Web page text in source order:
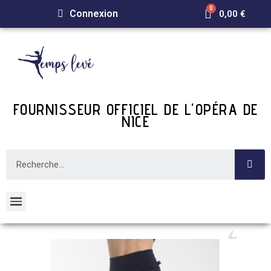
Connexion 0,00 €
FOURNISSEUR OFFICIEL DE L'OPÉRA DE
NICE